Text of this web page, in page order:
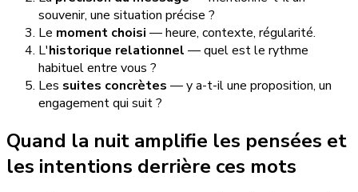
souvenir, une situation précise ?
Le moment choisi — heure, contexte, régularité.
L'historique relationnel — quel est le rythme
habituel entre vous ?
Les suites concrètes — y a-t-il une proposition, un
engagement qui suit ?
Quand la nuit amplifie les pensées et
les intentions derrière ces mots